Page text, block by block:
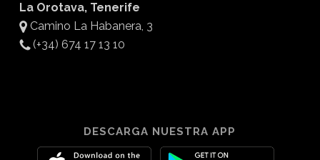
La Orotava, Tenerife
Camino La Habanera, 3
(+34) 674 17 13 10
DESCARGA NUESTRA APP